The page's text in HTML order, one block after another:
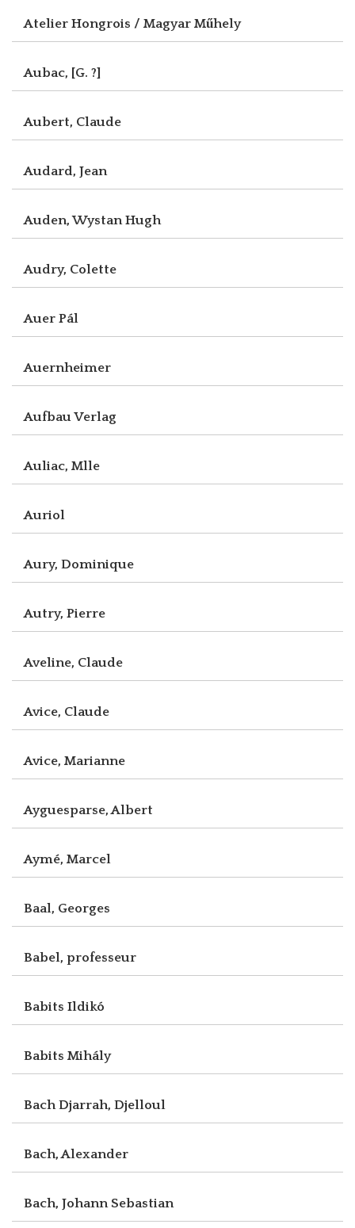
Atelier Hongrois / Magyar Műhely
Aubac, [G. ?]
Aubert, Claude
Audard, Jean
Auden, Wystan Hugh
Audry, Colette
Auer Pál
Auernheimer
Aufbau Verlag
Auliac, Mlle
Auriol
Aury, Dominique
Autry, Pierre
Aveline, Claude
Avice, Claude
Avice, Marianne
Ayguesparse, Albert
Aymé, Marcel
Baal, Georges
Babel, professeur
Babits Ildikó
Babits Mihály
Bach Djarrah, Djelloul
Bach, Alexander
Bach, Johann Sebastian